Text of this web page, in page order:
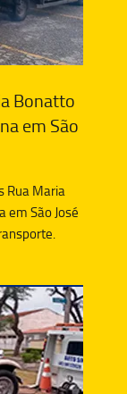
Bonatto
em São
Rua Maria
em São José